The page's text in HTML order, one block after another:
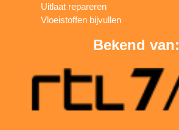
Uitlaat repareren
Vloeistoffen bijvullen
Bekend van: